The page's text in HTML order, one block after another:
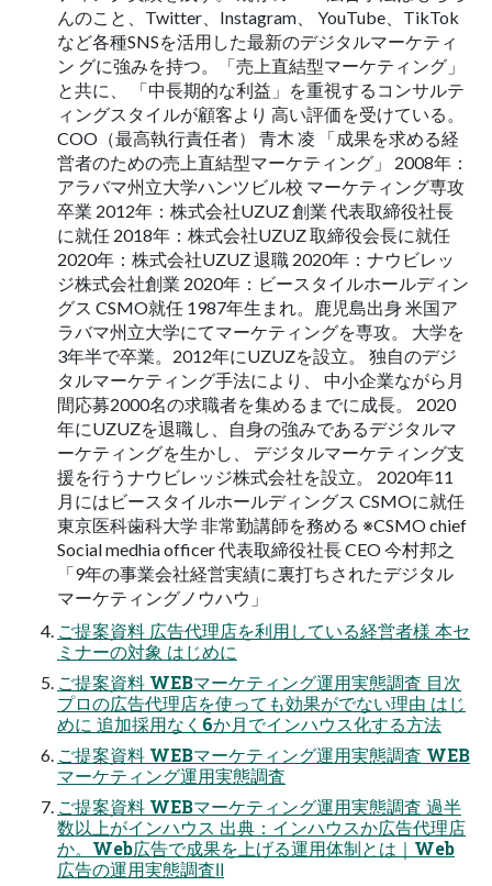
んのこと、Twitter、Instagram、 YouTube、TikTok
など各種SNSを活用した最新のデジタルマーケティ
ン グに強みを持つ。「売上直結型マーケティング」
と共に、 「中長期的な利益」を重視するコンサルテ
ィングスタイルが顧客より 高い評価を受けている。
COO（最高執行責任者） 青木 凌 「成果を求める経
営者のための売上直結型マーケティング」 2008年：
アラバマ州立大学ハンツビル校 マーケティング専攻
卒業 2012年：株式会社UZUZ 創業 代表取締役社長
に就任 2018年：株式会社UZUZ 取締役会長に就任
2020年：株式会社UZUZ 退職 2020年：ナウビレッ
ジ株式会社創業 2020年：ビースタイルホールディン
グス CSMO就任 1987年生まれ。鹿児島出身 米国ア
ラバマ州立大学にてマーケティングを専攻。 大学を
3年半で卒業。2012年にUZUZを設立。 独自のデジ
タルマーケティング手法により、 中小企業ながら月
間応募2000名の求職者を集めるまでに成長。 2020
年にUZUZを退職し、自身の強みであるデジタルマ
ーケティングを生かし、 デジタルマーケティング支
援を行うナウビレッジ株式会社を設立。 2020年11
月にはビースタイルホールディングス CSMOに就任
東京医科歯科大学 非常勤講師を務める ※CSMO chief
Social medhia officer 代表取締役社長 CEO 今村邦之
「9年の事業会社経営実績に裏打ちされたデジタル
マーケティングノウハウ」
ご提案資料 広告代理店を利用している経営者様 本セ
ミナーの対象 はじめに
ご提案資料 WEBマーケティング運用実態調査 目次
プロの広告代理店を使っても効果がでない理由 はじ
めに 追加採用なく6か月でインハウス化する方法
ご提案資料 WEBマーケティング運用実態調査 WEB
マーケティング運用実態調査
ご提案資料 WEBマーケティング運用実態調査 過半
数以上がインハウス 出典：インハウスか広告代理店
か。Web広告で成果を上げる運用体制とは｜Web
広告の運用実態調査Ⅱ